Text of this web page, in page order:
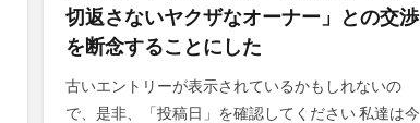
切返さないヤクザなオーナー」との交渉
を断念することにした
古いエントリーが表示されているかもしれないの
で、是非、「投稿日」を確認してください 私達は今